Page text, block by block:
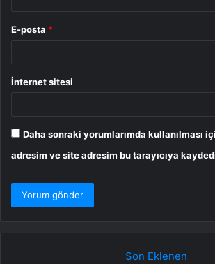
E-posta *
İnternet sitesi
Daha sonraki yorumlarımda kullanılması
adresim ve site adresim bu tarayıcıya
Son Eklenen